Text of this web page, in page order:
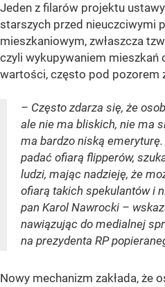
Jeden z filarów projektu
starszych przed nieuczciwymi
mieszkaniowym, zwłaszcza
czyli wykupywaniem mieszkań
wartości, często pod pozorem
– Często zdarza się, że
ale nie ma bliskich, nie ma
ma bardzo niską
padać ofiarą flipperów,
ludzi, mając nadzieję, że
ofiarą takich spekulantów i
pan Karol Nawrocki –
nawiązując do medialnej
na prezydenta RP
Nowy mechanizm zakłada, że